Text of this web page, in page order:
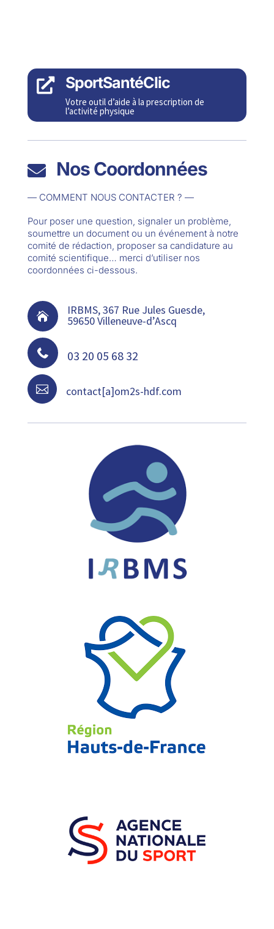
 SportSantéClic
Votre outil d’aide à la prescription de
l’activité physique
 Nos Coordonnées
— COMMENT NOUS CONTACTER ? —
Pour poser une question, signaler un problème,
soumettre un document ou un événement à notre
comité de rédaction, proposer sa candidature au
comité scientifique… merci d’utiliser nos
coordonnées ci-dessous.
 IRBMS, 367 Rue Jules Guesde,
59650 Villeneuve-d’Ascq
 03 20 05 68 32
 contact[a]om2s-hdf.com